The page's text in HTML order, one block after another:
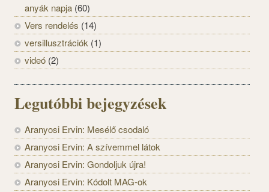
anyák napja (60)
Vers rendelés (14)
versillusztrációk (1)
videó (2)
Legutóbbi bejegyzések
Aranyosi Ervin: Mesélő csodaló
Aranyosi Ervin: A szívemmel látok
Aranyosi Ervin: Gondoljuk újra!
Aranyosi Ervin: Kódolt MAG-ok